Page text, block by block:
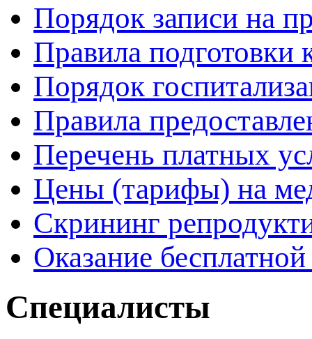
Порядок записи на
Правила подготовки
Порядок
Правила
Перечень платных
Цены (тарифы) на
Скрининг
Оказание
Специалисты